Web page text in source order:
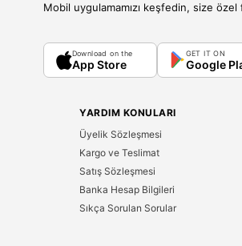
Mobil uygulamamızı keşfedin, size özel
Download on the
App Store
GET IT ON
Google
YARDIM KONULARI
Üyelik Sözleşmesi
Kargo ve Teslimat
Satış Sözleşmesi
Banka Hesap Bilgileri
Sıkça Sorulan Sorular